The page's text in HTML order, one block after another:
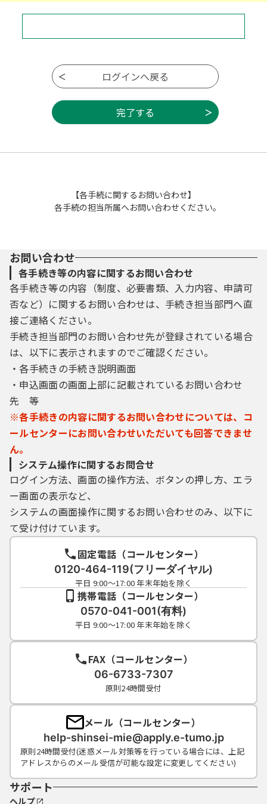
【各手続に関するお問い合わせ】
各手続の担当所属へお問い合わせください。
お問い合わせ
各手続き等の内容に関するお問い合わせ
各手続き等の内容（制度、必要書類、入力内容、申請可
否など）に関するお問い合わせは、手続き担当部門へ直
接ご連絡ください。
手続き担当部門のお問い合わせ先が登録されている場合
は、以下に表示されますのでご確認ください。
・各手続きの手続き説明画面
・申込画面の画面上部に記載されているお問い合わせ
先 等
※各手続きの内容に関するお問い合わせについては、コ
ールセンターにお問い合わせいただいても回答できませ
ん。
システム操作に関するお問合せ
ログイン方法、画面の操作方法、ボタンの押し方、エラ
ー画面の表示など、
システムの画面操作に関するお問い合わせのみ、以下に
て受け付けています。
固定電話（コールセンター）
0120-464-119(フリーダイヤル)
平日 9:00～17:00 年末年始を除く
携帯電話（コールセンター）
0570-041-001(有料)
平日 9:00～17:00 年末年始を除く
FAX（コールセンター）
06-6733-7307
原則24時間受付
メール（コールセンター）
help-shinsei-mie@apply.e-tumo.jp
原則24時間受付(迷惑メール対策等を行っている場合には、上記
アドレスからのメール受信が可能な設定に変更してください)
サポート
ヘルプ